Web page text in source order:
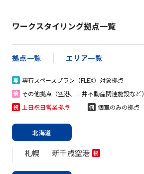
ワークスタイリング拠点一覧
拠点一覧 エリア一覧
専 専有スペースプラン（FLEX）対象拠点
他 その他拠点（空港、三井不動産関連施設など）
祝 土日祝日営業拠点 個 個室のみの拠点
北海道
札幌 新千歳空港 祝